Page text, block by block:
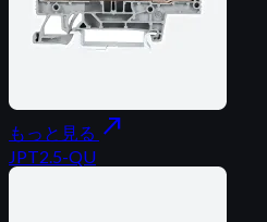
もっと見る north_east
JPT2.5-QU